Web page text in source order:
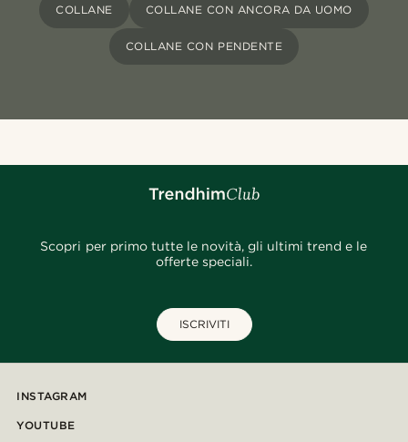
COLLANE COLLANE CON ANCORA DA UOMO
COLLANE CON PENDENTE
Scopri per primo tutte le novità, gli ultimi trend e le
offerte speciali.
ISCRIVITI
INSTAGRAM
YOUTUBE